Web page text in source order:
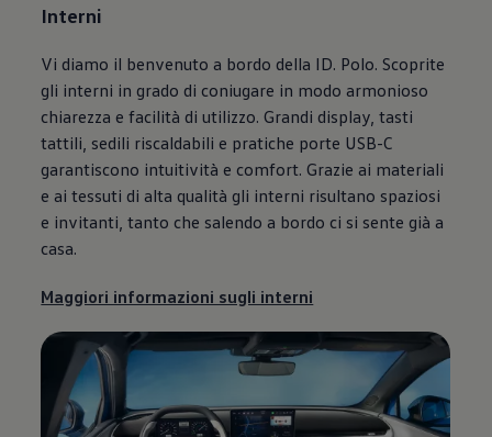
Interni
Vi diamo il benvenuto a bordo della ID. Polo. Scoprite
gli interni in grado di coniugare in modo armonioso
chiarezza e facilità di utilizzo. Grandi display, tasti
tattili, sedili riscaldabili e pratiche porte USB-C
garantiscono intuitività e comfort. Grazie ai materiali
e ai tessuti di alta qualità gli interni risultano spaziosi
e invitanti, tanto che salendo a bordo ci si sente già a
casa.
Maggiori informazioni sugli interni